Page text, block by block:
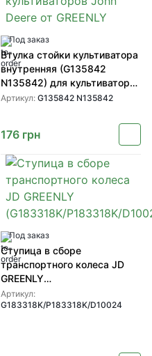
Под заказ
Втулка стойки культиватора
внутренняя (G135842
N135842) для культиваторов
John Deere от GREENLY
Артикул: G135842 N135842
176 грн
Под заказ
Ступица в сборе
транспортного колеса JD
GREENLY
(G183318K/P183318K/D10024)
Артикул:
G183318K/P183318K/D10024